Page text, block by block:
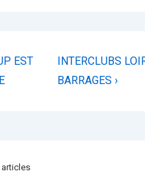
EST
Next
Post
INTERCLUBS
BARRAGES ›
articles